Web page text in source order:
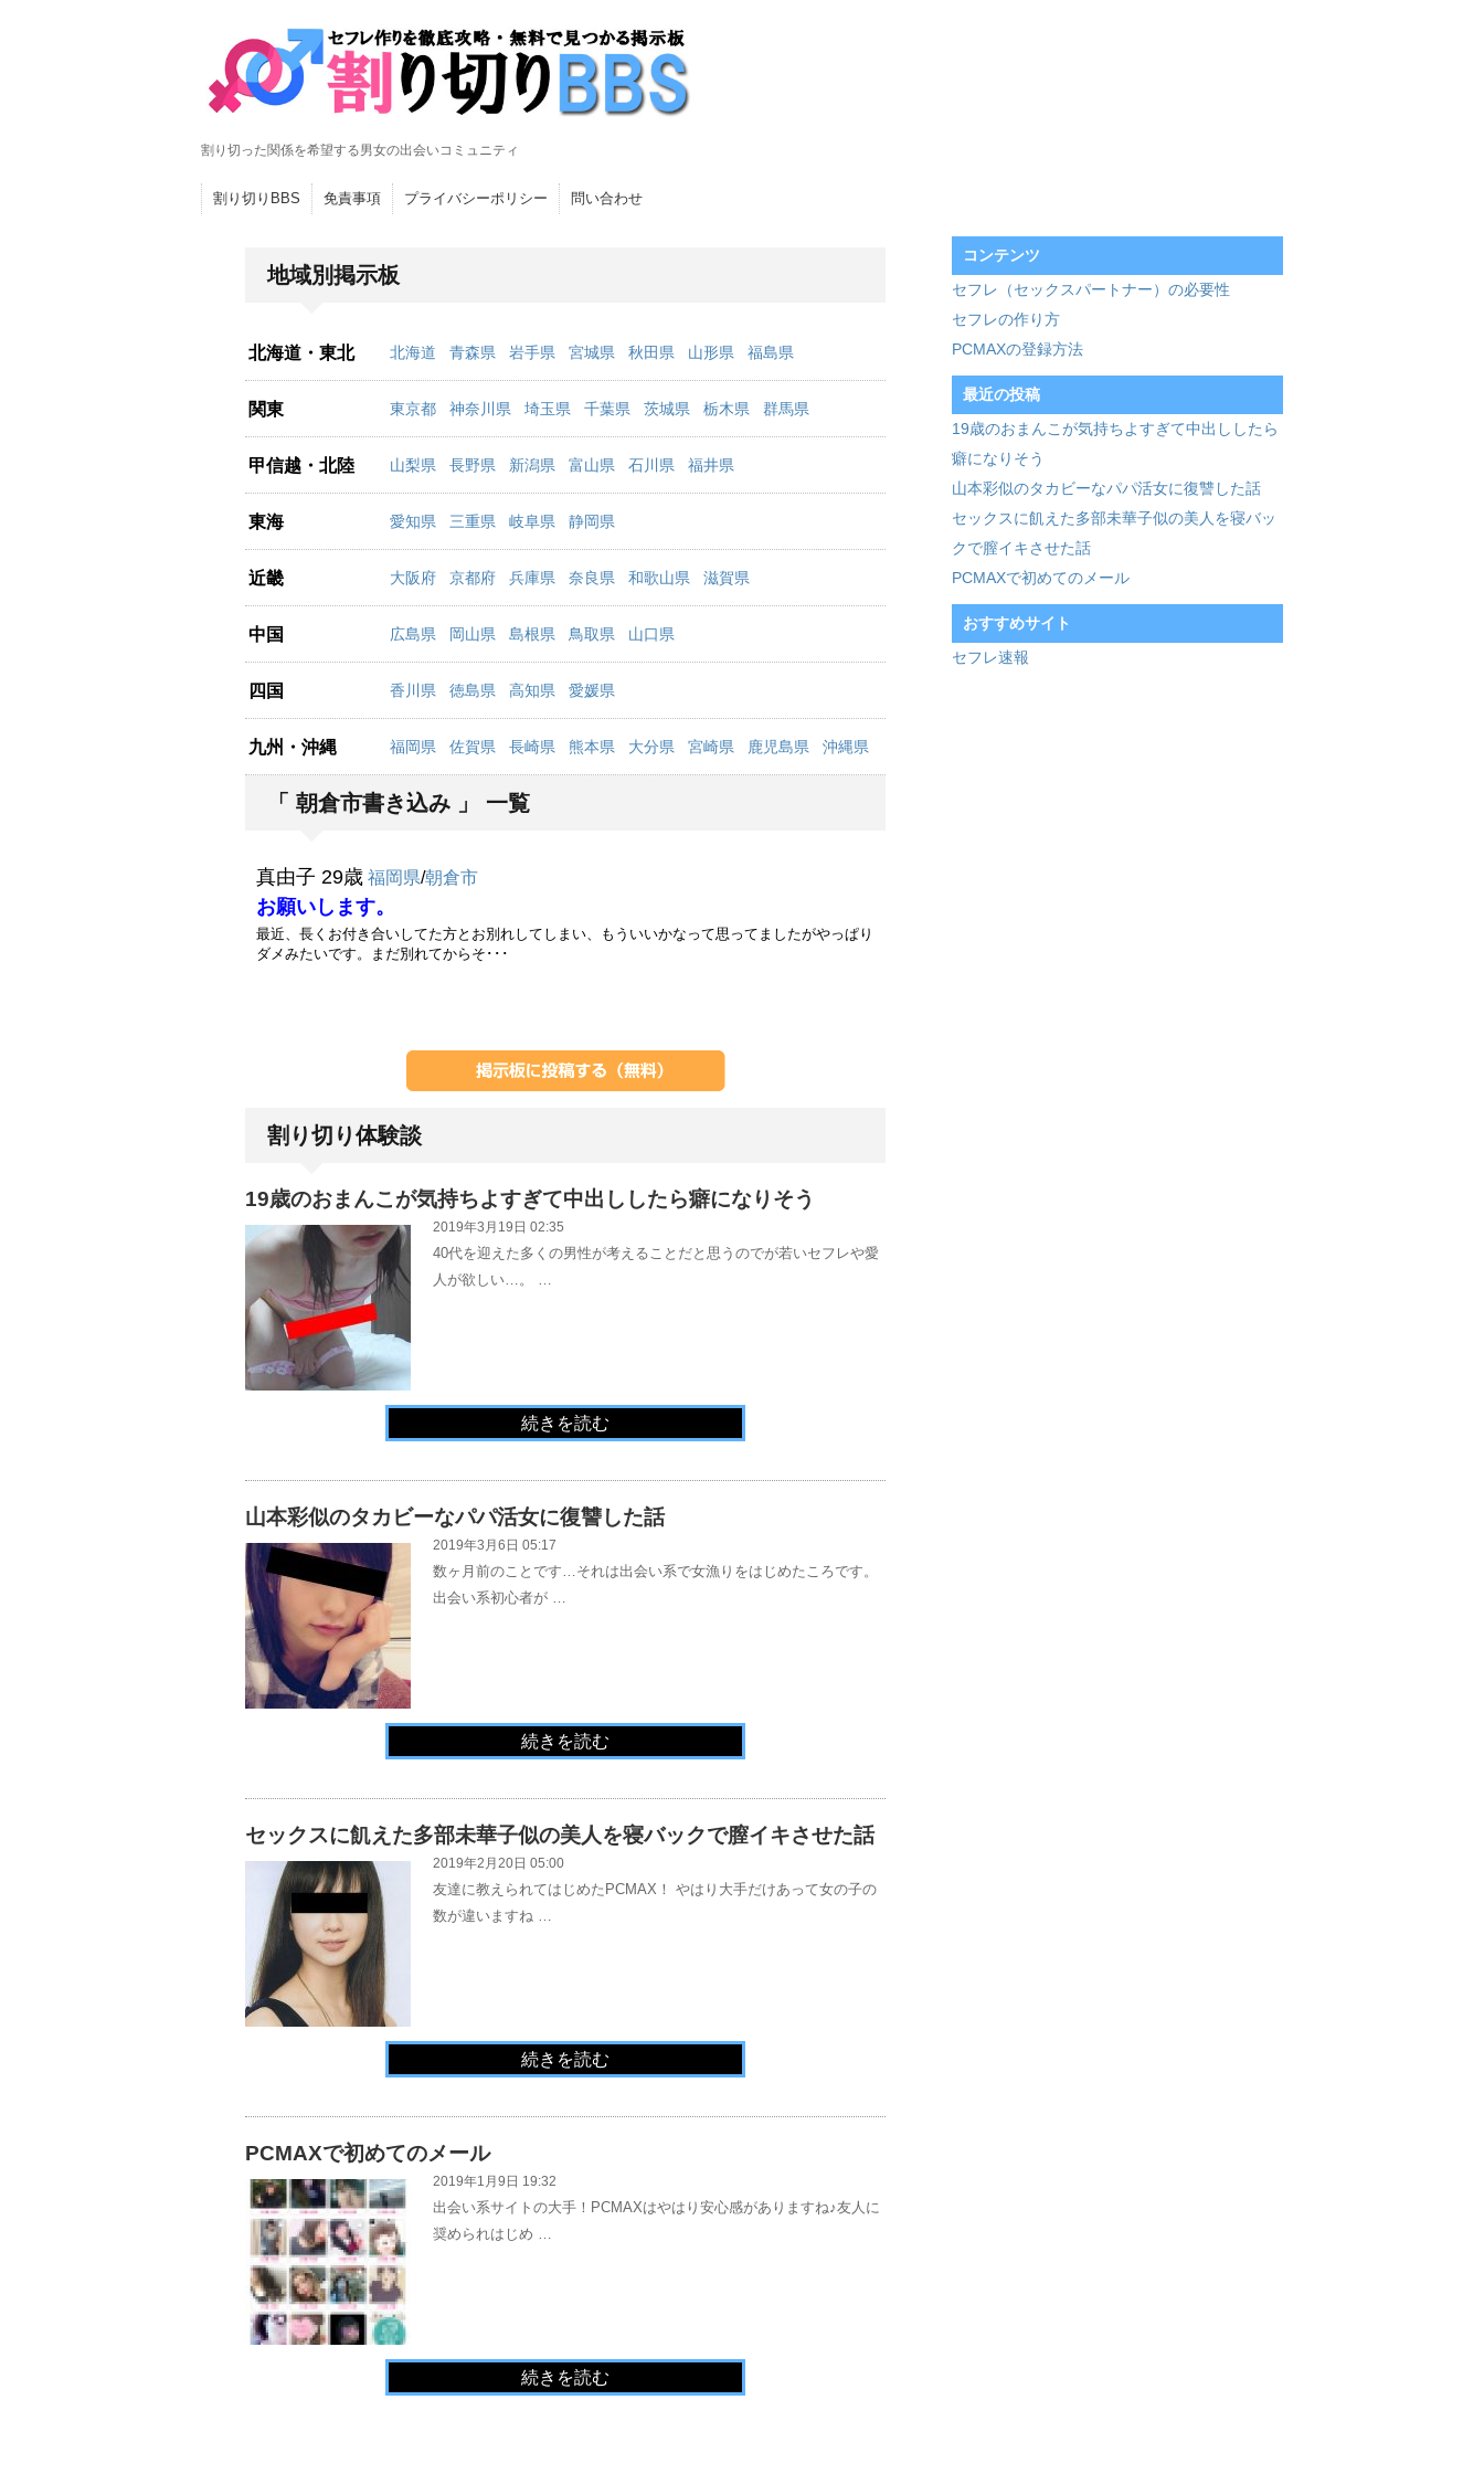
割り切った関係を希望する男女の出会いコミュニティ
割り切りBBS 免責事項 プライバシーポリシー 問い合わせ
地域別掲示板
北海道・東北 北海道 青森県 岩手県 宮城県 秋田県 山形県 福島県
関東 東京都 神奈川県 埼玉県 千葉県 茨城県 栃木県 群馬県
甲信越・北陸 山梨県 長野県 新潟県 富山県 石川県 福井県
東海 愛知県 三重県 岐阜県 静岡県
近畿 大阪府 京都府 兵庫県 奈良県 和歌山県 滋賀県
中国 広島県 岡山県 島根県 鳥取県 山口県
四国 香川県 徳島県 高知県 愛媛県
九州・沖縄 福岡県 佐賀県 長崎県 熊本県 大分県 宮崎県 鹿児島県 沖縄県
「 朝倉市書き込み 」 一覧
真由子 29歳 福岡県/朝倉市
お願いします。
最近、長くお付き合いしてた方とお別れしてしまい、もういいかなって思ってましたがやっぱり
ダメみたいです。まだ別れてからそ･･･
割り切り体験談
19歳のおまんこが気持ちよすぎて中出ししたら癖になりそう
2019年3月19日 02:35
40代を迎えた多くの男性が考えることだと思うのでが若いセフレや愛
人が欲しい…。 …
続きを読む
山本彩似のタカビーなパパ活女に復讐した話
2019年3月6日 05:17
数ヶ月前のことです…それは出会い系で女漁りをはじめたころです。
出会い系初心者が …
続きを読む
セックスに飢えた多部未華子似の美人を寝バックで膣イキさせた話
2019年2月20日 05:00
友達に教えられてはじめたPCMAX！ やはり大手だけあって女の子の
数が違いますね …
続きを読む
PCMAXで初めてのメール
2019年1月9日 19:32
出会い系サイトの大手！PCMAXはやはり安心感がありますね♪友人に
奨められはじめ …
続きを読む
コンテンツ
セフレ（セックスパートナー）の必要性
セフレの作り方
PCMAXの登録方法
最近の投稿
19歳のおまんこが気持ちよすぎて中出ししたら
癖になりそう
山本彩似のタカビーなパパ活女に復讐した話
セックスに飢えた多部未華子似の美人を寝バッ
クで膣イキさせた話
PCMAXで初めてのメール
おすすめサイト
セフレ速報